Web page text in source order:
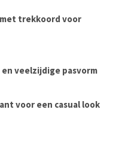
trekkoord voor
veelzijdige pasvorm
voor een casual look